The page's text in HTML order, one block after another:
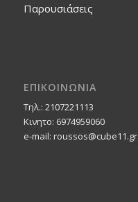
Παρουσιάσεις
ΕΠΙΚΟΙΝΩΝΙΑ
Τηλ.: 2107221113
Κινητο: 6974959060
e-mail: roussos@cube11.gr